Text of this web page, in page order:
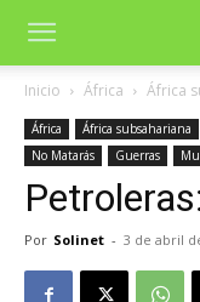
Inicio África África
África África subsahariana
No Matarás
Guerras
Por Solinet - 3 de abril